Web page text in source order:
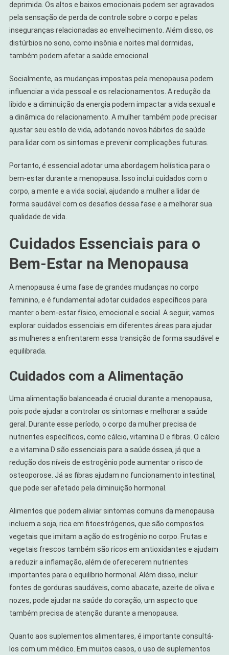
deprimida. Os altos e baixos emocionais podem ser agravados
pela sensação de perda de controle sobre o corpo e pelas
inseguranças relacionadas ao envelhecimento. Além disso, os
distúrbios no sono, como insônia e noites mal dormidas,
também podem afetar a saúde emocional.
Socialmente, as mudanças impostas pela menopausa podem
influenciar a vida pessoal e os relacionamentos. A redução da
libido e a diminuição da energia podem impactar a vida sexual e
a dinâmica do relacionamento. A mulher também pode precisar
ajustar seu estilo de vida, adotando novos hábitos de saúde
para lidar com os sintomas e prevenir complicações futuras.
Portanto, é essencial adotar uma abordagem holística para o
bem-estar durante a menopausa. Isso inclui cuidados com o
corpo, a mente e a vida social, ajudando a mulher a lidar de
forma saudável com os desafios dessa fase e a melhorar sua
qualidade de vida.
Cuidados Essenciais para o
Bem-Estar na Menopausa
A menopausa é uma fase de grandes mudanças no corpo
feminino, e é fundamental adotar cuidados específicos para
manter o bem-estar físico, emocional e social. A seguir, vamos
explorar cuidados essenciais em diferentes áreas para ajudar
as mulheres a enfrentarem essa transição de forma saudável e
equilibrada.
Cuidados com a Alimentação
Uma alimentação balanceada é crucial durante a menopausa,
pois pode ajudar a controlar os sintomas e melhorar a saúde
geral. Durante esse período, o corpo da mulher precisa de
nutrientes específicos, como cálcio, vitamina D e fibras. O cálcio
e a vitamina D são essenciais para a saúde óssea, já que a
redução dos níveis de estrogênio pode aumentar o risco de
osteoporose. Já as fibras ajudam no funcionamento intestinal,
que pode ser afetado pela diminuição hormonal.
Alimentos que podem aliviar sintomas comuns da menopausa
incluem a soja, rica em fitoestrógenos, que são compostos
vegetais que imitam a ação do estrogênio no corpo. Frutas e
vegetais frescos também são ricos em antioxidantes e ajudam
a reduzir a inflamação, além de oferecerem nutrientes
importantes para o equilíbrio hormonal. Além disso, incluir
fontes de gorduras saudáveis, como abacate, azeite de oliva e
nozes, pode ajudar na saúde do coração, um aspecto que
também precisa de atenção durante a menopausa.
Quanto aos suplementos alimentares, é importante consultá-
los com um médico. Em muitos casos, o uso de suplementos